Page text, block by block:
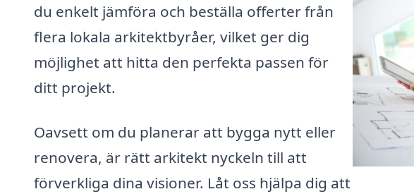
du enkelt jämföra och beställa offerter från
flera lokala arkitektbyråer, vilket ger dig
möjlighet att hitta den perfekta passen för
ditt projekt.
Oavsett om du planerar att bygga nytt eller
renovera, är rätt arkitekt nyckeln till att
förverkliga dina visioner. Låt oss hjälpa dig att